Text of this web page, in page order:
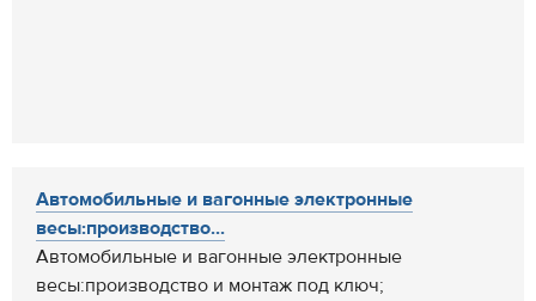
Автомобильные и вагонные электронные
весы:производство...
Автомобильные и вагонные электронные
весы:производство и монтаж под ключ;